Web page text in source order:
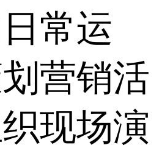
常运
营销活
现场演